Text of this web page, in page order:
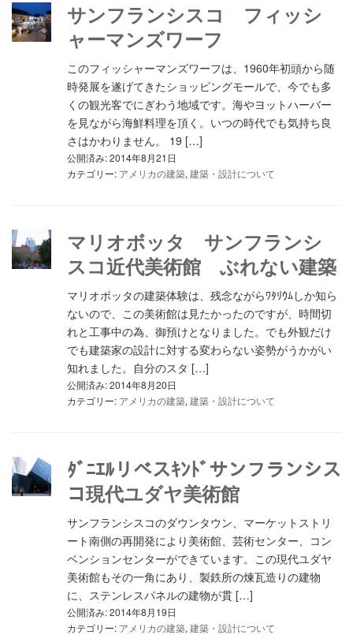
サンフランシスコ フィッシ
ャーマンズワーフ
このフィッシャーマンズワーフは、1960年初頭から随
時発展を遂げてきたショッピングモールで、今でも多
くの観光客でにぎわう地域です。海やヨットハーバー
を見ながら海鮮料理を頂く。いつの時代でも気持ち良
さはかわりません。 19 […]
公開済み: 2014年8月21日
カテゴリー: アメリカの建築, 建築・設計について
マリオボッタ サンフランシ
スコ近代美術館 ぶれない建築
マリオボッタの建築体験は、残念ながらﾜﾀﾘｳﾑしか知ら
ないので、この美術館は見たかったのですが、時間切
れと工事中の為、御預けとなりました。でも外観だけ
でも建築家の設計に対する変わらない姿勢がうかがい
知れました。自分のスタ […]
公開済み: 2014年8月20日
カテゴリー: アメリカの建築, 建築・設計について
ﾀﾞﾆｴﾙリべスｷﾝﾄﾞサンフランシス
コ現代ユダヤ美術館
サンフランシスコのダウンタウン、マーケットストリ
ート南側の再開発により美術館、芸術センター、コン
ベンションセンターができています。この現代ユダヤ
美術館もその一角にあり、製鉄所の煉瓦造りの建物
に、ステンレスパネルの建物が貫 […]
公開済み: 2014年8月19日
カテゴリー: アメリカの建築, 建築・設計について